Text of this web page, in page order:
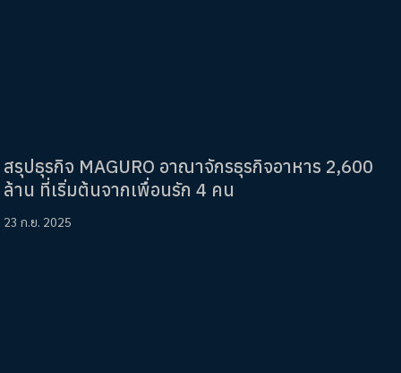
สรุปธุรกิจ MAGURO อาณาจักรธุรกิจอาหาร 2,600
ล้าน ที่เริ่มต้นจากเพื่อนรัก 4 คน
23 ก.ย. 2025